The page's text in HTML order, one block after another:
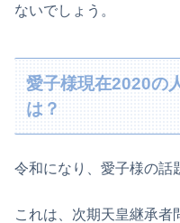
ないでしょう。
愛子様現在2020の
は？
令和になり、愛子様の話
これは、次期天皇継承者